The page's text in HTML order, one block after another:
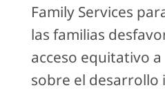
Family Services
las familias
acceso equitativo
sobre el desarrollo